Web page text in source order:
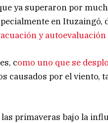
ya superaron por
en Ituzaingó,
y autoevaluación
como uno que se
causados por el viento,
las primaveras bajo la